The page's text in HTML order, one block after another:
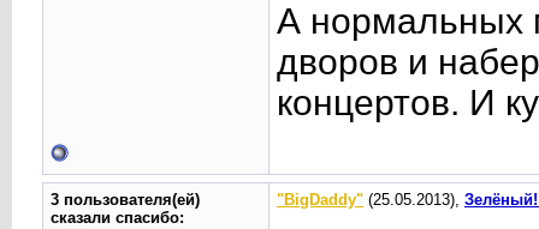
А нормальных
дворов и
концертов. И
3 пользователя(ей)
сказали cпасибо:
"BigDaddy"(25.05.2013),